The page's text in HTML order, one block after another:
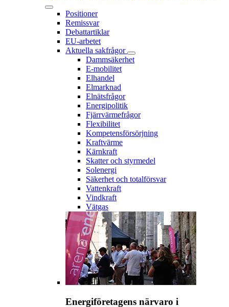
Positioner
Remissvar
Debattartiklar
EU-arbetet
Aktuella sakfrågor
Dammsäkerhet
E-mobilitet
Elhandel
Elmarknad
Elnätsfrågor
Energipolitik
Fjärrvärmefrågor
Flexibilitet
Kompetensförsörjning
Kraftvärme
Kärnkraft
Skatter och styrmedel
Solenergi
Säkerhet och totalförsvar
Vattenkraft
Vindkraft
Vätgas
Energiföretagens närvaro i